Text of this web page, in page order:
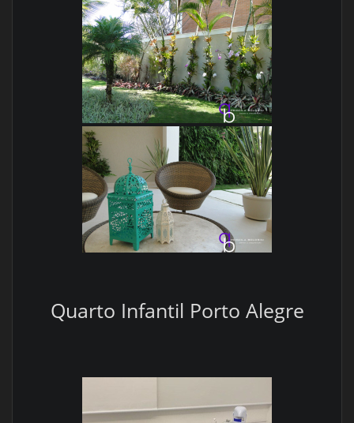
Quarto Infantil Porto Alegre